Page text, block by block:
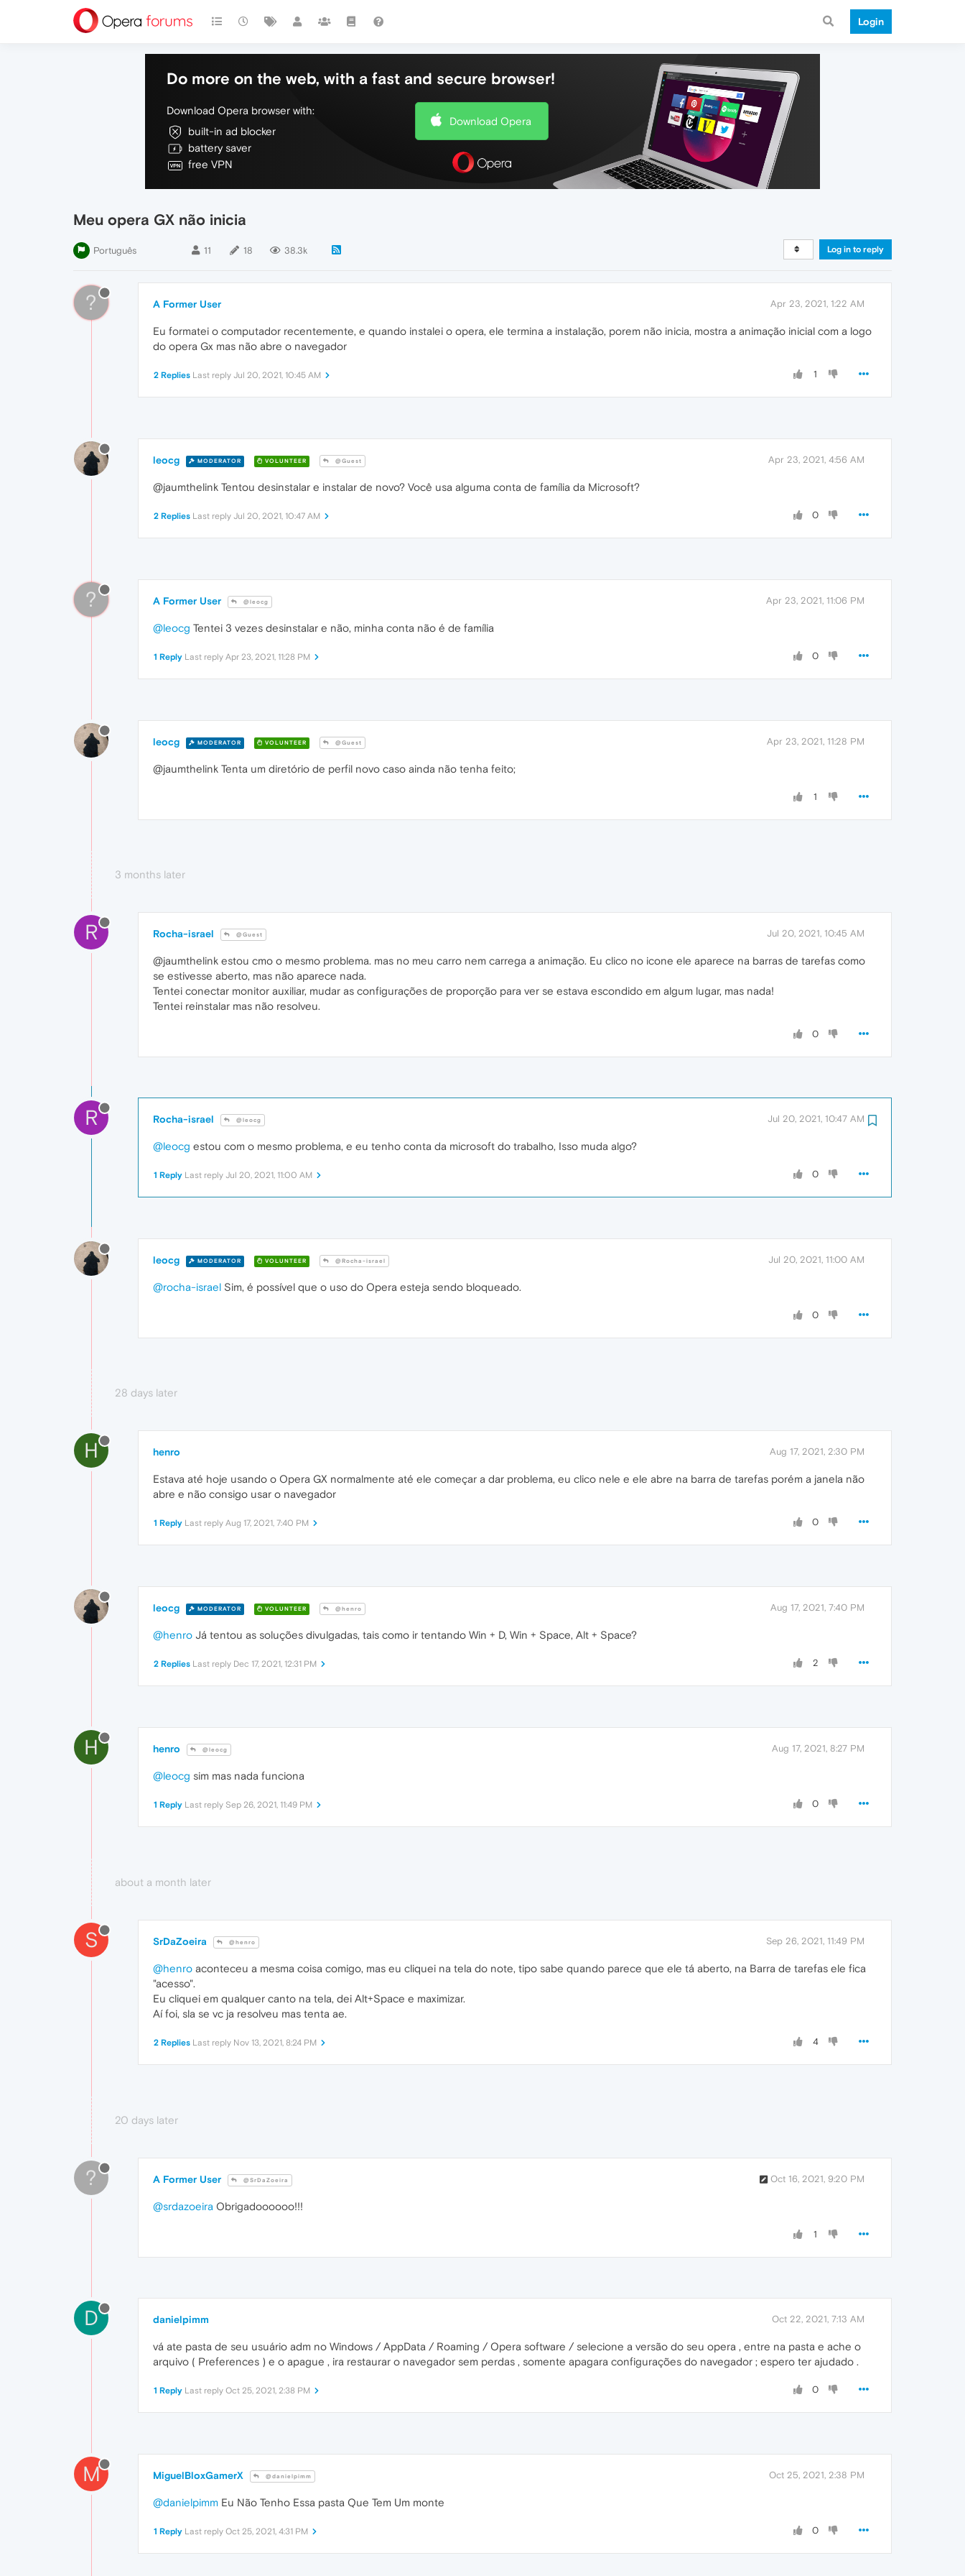
Login
Do more on the web, with a fast and secure browser!
Download Opera browser with:
built-in ad blocker
battery saver
free VPN
Download Opera
Meu opera GX não inicia
Português 11 18 38.3k Log in to reply
? A Former User Apr 23, 2021, 1:22 AM
Eu formatei o computador recentemente, e quando instalei o opera, ele termina a instalação, porem não inicia, mostra a animação inicial com a logo
do opera Gx mas não abre o navegador
1
2 Replies Last reply Jul 20, 2021, 10:45 AM
leocg MODERATOR VOLUNTEER @Guest Apr 23, 2021, 4:56 AM
@jaumthelink Tentou desinstalar e instalar de novo? Você usa alguma conta de família da Microsoft?
0
2 Replies Last reply Jul 20, 2021, 10:47 AM
? A Former User @leocg Apr 23, 2021, 11:06 PM
@leocg Tentei 3 vezes desinstalar e não, minha conta não é de família
0
1 Reply Last reply Apr 23, 2021, 11:28 PM
leocg MODERATOR VOLUNTEER @Guest Apr 23, 2021, 11:28 PM
@jaumthelink Tenta um diretório de perfil novo caso ainda não tenha feito;
1
3 months later
R Rocha-israel @Guest Jul 20, 2021, 10:45 AM
@jaumthelink estou cmo o mesmo problema. mas no meu carro nem carrega a animação. Eu clico no icone ele aparece na barras de tarefas como
se estivesse aberto, mas não aparece nada.
Tentei conectar monitor auxiliar, mudar as configurações de proporção para ver se estava escondido em algum lugar, mas nada!
Tentei reinstalar mas não resolveu.
0
R Rocha-israel @leocg Jul 20, 2021, 10:47 AM
@leocg estou com o mesmo problema, e eu tenho conta da microsoft do trabalho, Isso muda algo?
0
1 Reply Last reply Jul 20, 2021, 11:00 AM
leocg MODERATOR VOLUNTEER @Rocha-israel Jul 20, 2021, 11:00 AM
@rocha-israel Sim, é possível que o uso do Opera esteja sendo bloqueado.
0
28 days later
H henro Aug 17, 2021, 2:30 PM
Estava até hoje usando o Opera GX normalmente até ele começar a dar problema, eu clico nele e ele abre na barra de tarefas porém a janela não
abre e não consigo usar o navegador
0
1 Reply Last reply Aug 17, 2021, 7:40 PM
leocg MODERATOR VOLUNTEER @henro Aug 17, 2021, 7:40 PM
@henro Já tentou as soluções divulgadas, tais como ir tentando Win + D, Win + Space, Alt + Space?
2
2 Replies Last reply Dec 17, 2021, 12:31 PM
H henro @leocg Aug 17, 2021, 8:27 PM
@leocg sim mas nada funciona
0
1 Reply Last reply Sep 26, 2021, 11:49 PM
about a month later
S SrDaZoeira @henro Sep 26, 2021, 11:49 PM
@henro aconteceu a mesma coisa comigo, mas eu cliquei na tela do note, tipo sabe quando parece que ele tá aberto, na Barra de tarefas ele fica
"acesso".
Eu cliquei em qualquer canto na tela, dei Alt+Space e maximizar.
Aí foi, sla se vc ja resolveu mas tenta ae.
4
2 Replies Last reply Nov 13, 2021, 8:24 PM
20 days later
? A Former User @SrDaZoeira Oct 16, 2021, 9:20 PM
@srdazoeira Obrigadoooooo!!!
1
D danielpimm Oct 22, 2021, 7:13 AM
vá ate pasta de seu usuário adm no Windows / AppData / Roaming / Opera software / selecione a versão do seu opera , entre na pasta e ache o
arquivo ( Preferences ) e o apague , ira restaurar o navegador sem perdas , somente apagara configurações do navegador ; espero ter ajudado .
0
1 Reply Last reply Oct 25, 2021, 2:38 PM
M MiguelBloxGamerX @danielpimm Oct 25, 2021, 2:38 PM
@danielpimm Eu Não Tenho Essa pasta Que Tem Um monte
0
1 Reply Last reply Oct 25, 2021, 4:31 PM